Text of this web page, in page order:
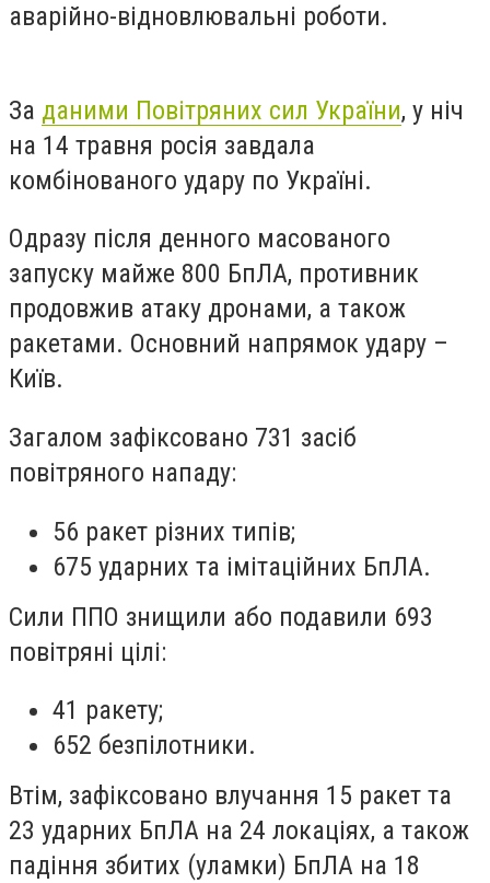
аварійно-відновлювальні роботи.
За даними Повітряних сил України, у ніч
на 14 травня росія завдала
комбінованого удару по Україні.
Одразу після денного масованого
запуску майже 800 БпЛА, противник
продовжив атаку дронами, а також
ракетами. Основний напрямок удару –
Київ.
Загалом зафіксовано 731 засіб
повітряного нападу:
56 ракет різних типів;
675 ударних та імітаційних БпЛА.
Сили ППО знищили або подавили 693
повітряні цілі:
41 ракету;
652 безпілотники.
Втім, зафіксовано влучання 15 ракет та
23 ударних БпЛА на 24 локаціях, а також
падіння збитих (уламки) БпЛА на 18